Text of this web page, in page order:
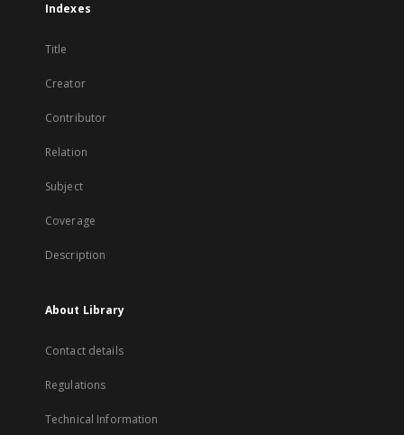
Indexes
Title
Creator
Contributor
Relation
Subject
Coverage
Description
About Library
Contact details
Regulations
Technical Information